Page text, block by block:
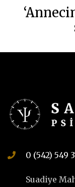
0 (542) 549
Suadiye